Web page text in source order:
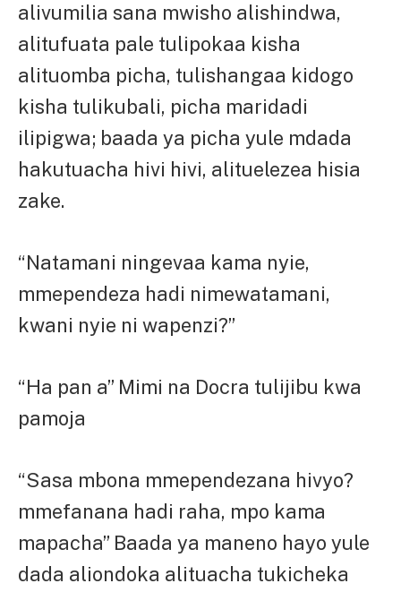
alivumilia sana mwisho alishindwa,
alitufuata pale tulipokaa kisha
alituomba picha, tulishangaa kidogo
kisha tulikubali, picha maridadi
ilipigwa; baada ya picha yule mdada
hakutuacha hivi hivi, alituelezea hisia
zake.
“Natamani ningevaa kama nyie,
mmependeza hadi nimewatamani,
kwani nyie ni wapenzi?”
“Ha pan a” Mimi na Docra tulijibu kwa
pamoja
“Sasa mbona mmependezana hivyo?
mmefanana hadi raha, mpo kama
mapacha” Baada ya maneno hayo yule
dada aliondoka alituacha tukicheka